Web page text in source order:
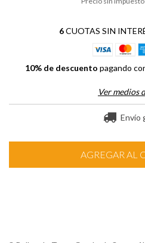
6CUOTAS SIN
10% de descuento pagando
Ver medios
Envío